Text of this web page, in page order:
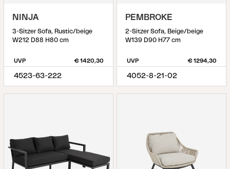
NINJA
3-Sitzer Sofa, Rustic/beige
W212 D88 H80 cm
UVP € 1420,30
4523-63-222
PEMBROKE
2-Sitzer Sofa, Beige/beige
W139 D90 H77 cm
UVP € 1294,30
4052-8-21-02